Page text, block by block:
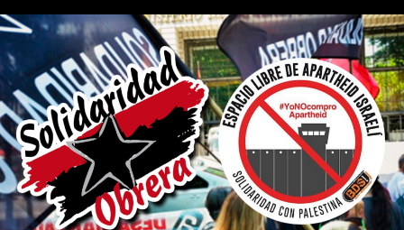
Saltar
contenido